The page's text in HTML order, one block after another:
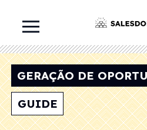
GERAÇÃO DE
GUIDE